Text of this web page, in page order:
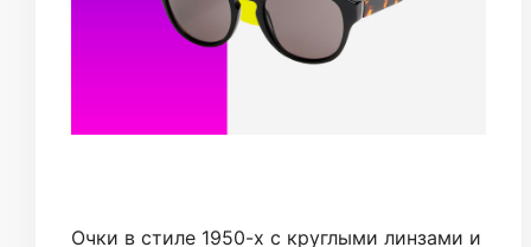
Очки в стиле 1950-х с круглыми линзами и